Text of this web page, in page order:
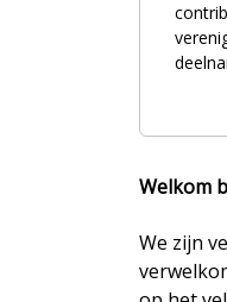
Welkom
We zijn